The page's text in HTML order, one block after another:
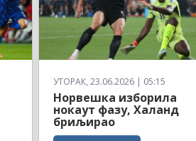
УТОРАК, 23.06.2026 | 05:15
Норвешка изборила
нокаут фазу, Халанд
бриљирао